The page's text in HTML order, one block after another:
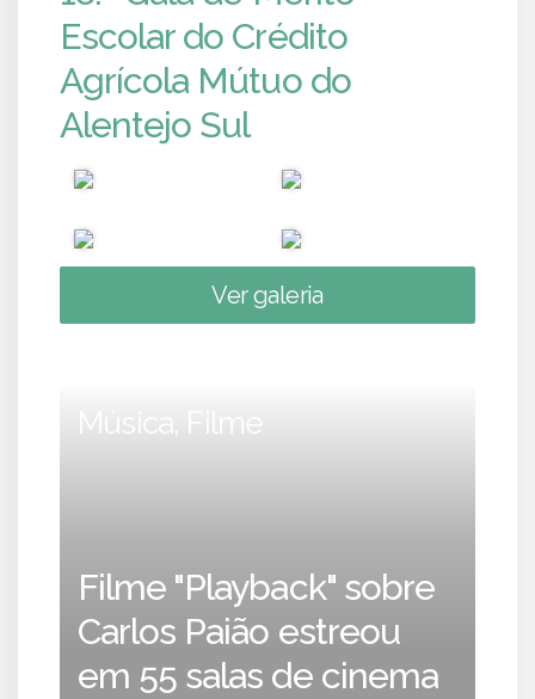
Escolar do Crédito
Agrícola Mútuo do
Alentejo Sul
Ver galeria
Música, Filme
Filme "Playback" sobre
Carlos Paião estreou
em 55 salas de cinema